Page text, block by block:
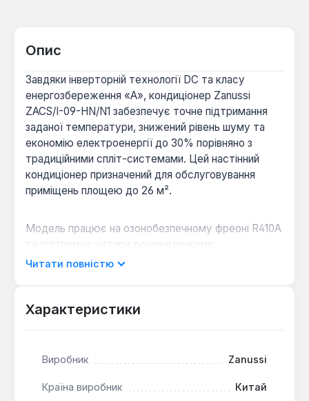
Опис
Завдяки інверторній технології DC та класу
енергозбереження «А», кондиціонер Zanussi
ZACS/I-09-HN/N1 забезпечує точне підтримання
заданої температури, знижений рівень шуму та
економію електроенергії до 30% порівняно з
традиційними спліт-системами. Цей настінний
кондиціонер призначений для обслуговування
приміщень площею до 26 м².
Модель працює на озонобезпечному фреоні R410A
та підтримує чотири основні режими:
охолодження (2600 Вт), обігрів (2900 Вт),
створюючи здоровіший мікроклімат. Функції Follow
максимальний комфорт та зручність у
дисплеєм та має захист від корозії та
Читати повністю
Характеристики
Виробник Zanussi
Країна виробник Китай